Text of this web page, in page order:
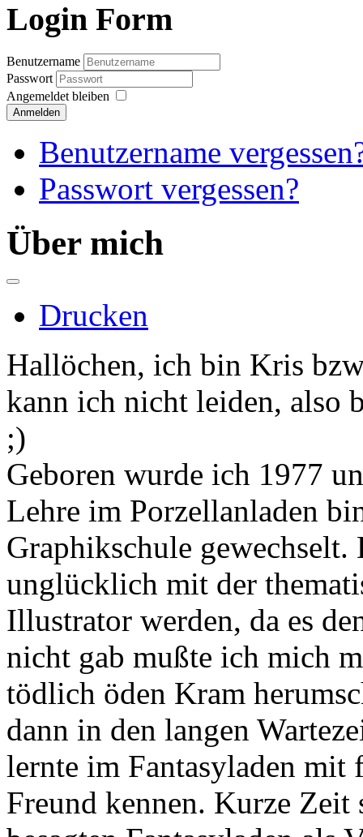
Login Form
Benutzername
Passwort
Angemeldet bleiben
Anmelden
Benutzername
Passwort vergessen?
Über mich
Drucken
Hallöchen, ich bin Kris
kann ich nicht leiden, also
;)
Geboren wurde ich 1977
Lehre im Porzellanladen
Graphikschule
unglücklich mit der
Illustrator werden, da es
nicht gab mußte ich mich
tödlich öden Kram
dann in den langen
lernte im Fantasyladen mit
Freund kennen. Kurze